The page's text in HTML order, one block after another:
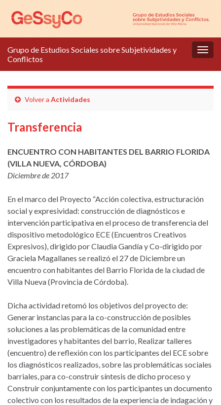
Grupo de Estudios Sociales sobre Subjetividades y
Conflictos
Volver a Actividades
Transferencia
ENCUENTRO CON HABITANTES DEL BARRIO FLORIDA
(VILLA NUEVA, CÓRDOBA)
Diciembre de 2017
En el marco del Proyecto “Acción colectiva, estructuración
social y expresividad: construcción de diagnósticos e
intervención participativa en el proceso de transferencia del
dispositivo metodológico ECE (Encuentros Creativos
Expresivos), dirigido por Claudia Gandía y Co-dirigido por
Graciela Magallanes se realizó el 27 de Diciembre un
encuentro con habitantes del Barrio Florida de la ciudad de
Villa Nueva (Provincia de Córdoba).
Dicha actividad retomó los objetivos del proyecto de:
Generar instancias para la co-construcción de posibles
soluciones a las problemáticas de la comunidad entre
investigadores y habitantes del barrio, Realizar talleres
(encuentro) de reflexión con los participantes del ECE sobre
los diagnósticos realizados, sobre las problemáticas sociales
barriales, para co-construir síntesis de dicho proceso y
Construir conjuntamente con los participantes un documento
colectivo con los resultados de la experiencia de indagación y